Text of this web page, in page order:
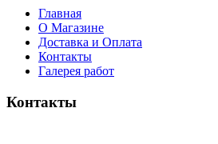
Главная
О Магазине
Доставка и Оплата
Контакты
Галерея работ
Контакты